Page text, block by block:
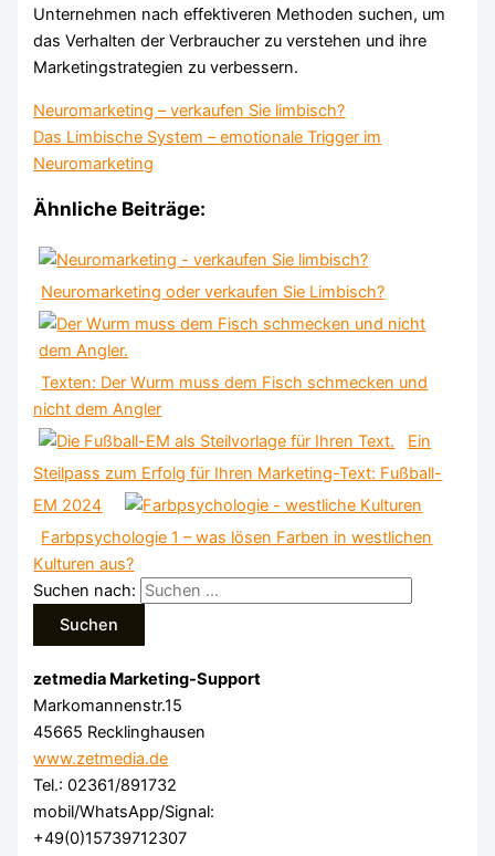
Unternehmen nach effektiveren Methoden suchen, um
das Verhalten der Verbraucher zu verstehen und ihre
Marketingstrategien zu verbessern.
Neuromarketing – verkaufen Sie limbisch?
Das Limbische System – emotionale Trigger im
Neuromarketing
Ähnliche Beiträge:
Neuromarketing oder verkaufen Sie Limbisch?
Texten: Der Wurm muss dem Fisch schmecken und
nicht dem Angler
Ein
Steilpass zum Erfolg für Ihren Marketing-Text: Fußball-
EM 2024
Farbpsychologie 1 – was lösen Farben in westlichen
Kulturen aus?
Suchen nach:
zetmedia Marketing-Support
Markomannenstr.15
45665 Recklinghausen
www.zetmedia.de
Tel.: 02361/891732
mobil/WhatsApp/Signal:
+49(0)15739712307